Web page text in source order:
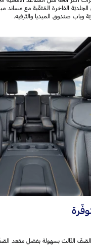
الفاخرة المُثقّبة مع مساند
وباب صندوق الميديا والتّرفيه.
الثّالث بسهولة بفضل مقعد الصّفّ